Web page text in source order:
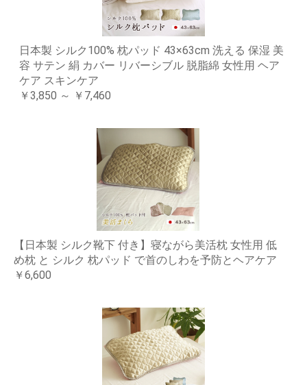
日本製 シルク100% 枕パッド 43×63cm 洗える 保湿 美
容 サテン 絹 カバー リバーシブル 脱脂綿 女性用 ヘア
ケア スキンケア
￥3,850 ～ ￥7,460
【日本製 シルク靴下 付き】寝ながら美活枕 女性用 低
め枕 と シルク 枕パッド で首のしわを予防とヘアケア
￥6,600